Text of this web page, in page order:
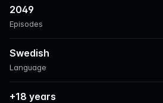
Episodes
2049
Language
Swedish
+18 years